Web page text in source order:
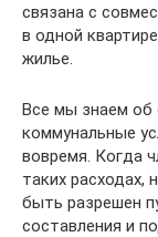
связана с
в одной
жилье.
Все мы знаем об
коммунальные
вовремя. Когда
таких расходах,
быть разрешен
составления и